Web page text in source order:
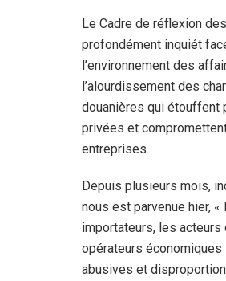
Le Cadre de réflexion
profondément inquiét
l’environnement des
l’alourdissement des
douanières qui
privées et
entreprises.
Depuis plusieurs mois,
nous est parvenue hier,
importateurs, les acteurs
opérateurs
abusives et